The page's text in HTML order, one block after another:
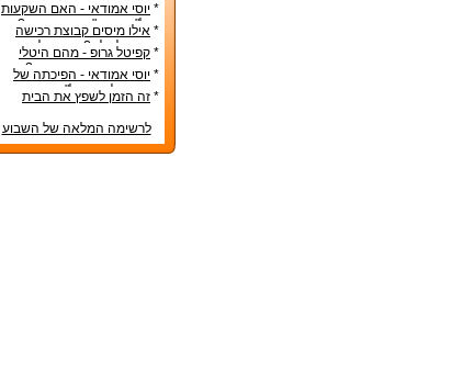
* יוסי אמודאי - האם השקעות
נדל"ן בארה"ב הן בטוחות?
* אילו מיסים קבוצת רכישה
צריכה לשלם? - קפיטל גרופ
בע"מ
* קפיטל גרופ - מהם היטלי
המיסים בקבוצת רכישה?
* יוסי אמודאי - הפיכתה של
דטרויט ליעד נדל"ן מבוקש
* זה הזמן לשפץ את הבית
לרשימה המלאה של השבוע